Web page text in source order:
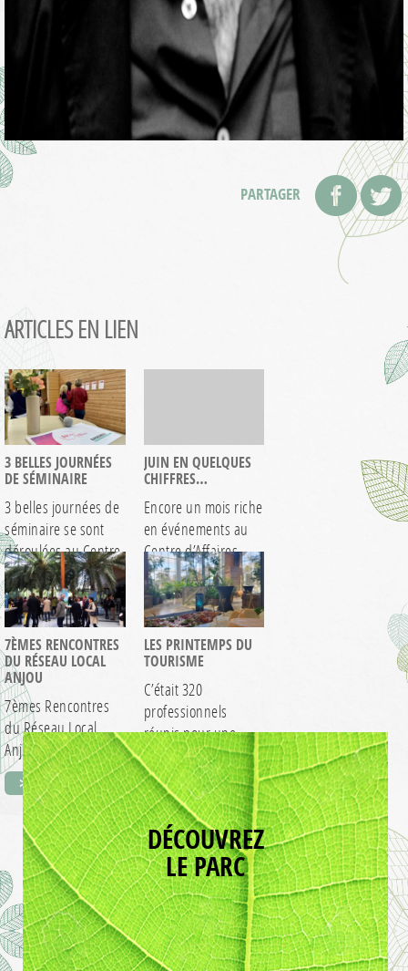
PARTAGER
ARTICLES EN LIEN
3 BELLES JOURNÉES
DE SÉMINAIRE
3 belles journées de
séminaire se sont
déroulées au Centre
d’affaires pour…
> EN SAVOIR +
JUIN EN QUELQUES
CHIFFRES…
Encore un mois riche
en événements au
Centre d’Affaires.
Retour sur le…
> EN SAVOIR +
7ÈMES RENCONTRES
DU RÉSEAU LOCAL
ANJOU
7èmes Rencontres
du Réseau Local
Anjou S’adapter aux
tendances
alimentaires de
demain…
> EN SAVOIR +
LES PRINTEMPS DU
TOURISME
C’était 320
professionnels
réunis pour une
journée riche en
rencontres et
échanges…
> EN SAVOIR +
DÉCOUVREZ
LE PARC